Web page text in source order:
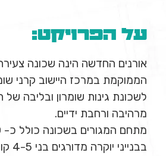
על הפרויקט:
אורנים החדשה הינה שכונה
הממוקמת במרכז היישוב קרני
לשכונת גינות שומרון ובליבה של
מרהיבה ורחבת ידיים.